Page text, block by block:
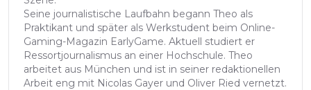
Seine journalistische Laufbahn begann Theo als
Praktikant und später als Werkstudent beim Online-
Gaming-Magazin EarlyGame. Aktuell studiert er
Ressortjournalismus an einer Hochschule. Theo
arbeitet aus München und ist in seiner redaktionellen
Arbeit eng mit Nicolas Gayer und Oliver Ried vernetzt.